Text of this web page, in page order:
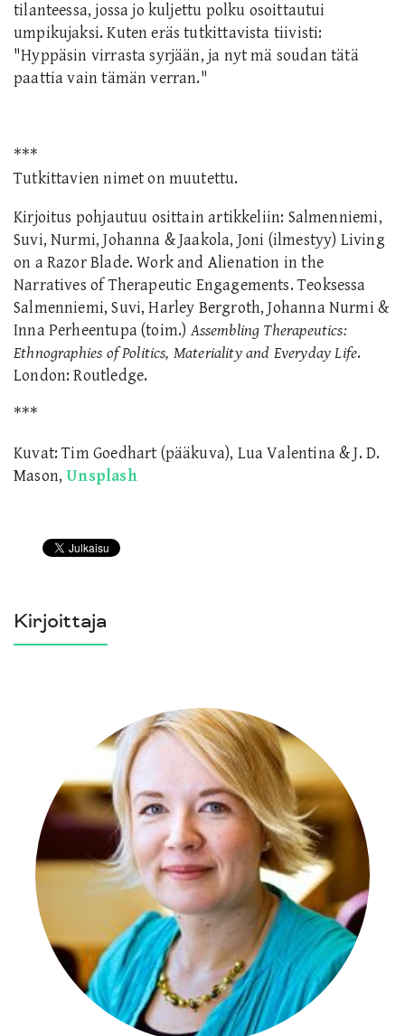
tilanteessa, jossa jo kuljettu polku osoittautui
umpikujaksi. Kuten eräs tutkittavista tiivisti:
"Hyppäsin virrasta syrjään, ja nyt mä soudan tätä
paattia vain tämän verran."
***
Tutkittavien nimet on muutettu.
Kirjoitus pohjautuu osittain artikkeliin: Salmenniemi,
Suvi, Nurmi, Johanna & Jaakola, Joni (ilmestyy) Living
on a Razor Blade. Work and Alienation in the
Narratives of Therapeutic Engagements. Teoksessa
Salmenniemi, Suvi, Harley Bergroth, Johanna Nurmi &
Inna Perheentupa (toim.)Assembling Therapeutics:
Ethnographies of Politics, Materiality and Everyday Life.
London: Routledge.
***
Kuvat: Tim Goedhart (pääkuva), Lua Valentina & J. D.
Mason,Unsplash
Kirjoittaja